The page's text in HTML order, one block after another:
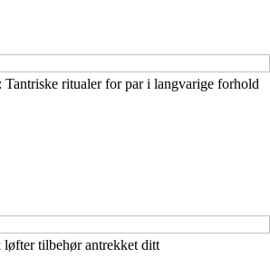
ritualer for par i langvarige forhold
tilbehør antrekket ditt